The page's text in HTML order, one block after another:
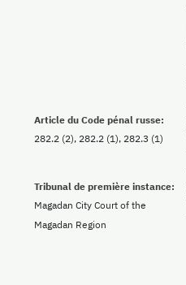
Article du Code pénal russe:
282.2 (2), 282.2 (1), 282.3 (1)
Tribunal de première instance:
Magadan City Court of the
Magadan Region